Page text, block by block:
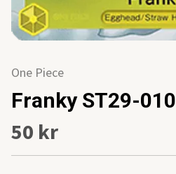
One Piece
Franky ST29-010
50 kr